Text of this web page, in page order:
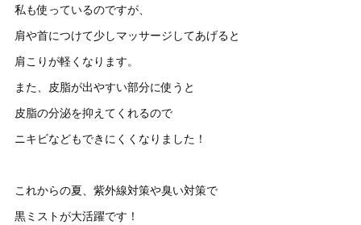
私も使っているのですが、
肩や首につけて少しマッサージしてあげると
肩こりが軽くなります。
また、皮脂が出やすい部分に使うと
皮脂の分泌を抑えてくれるので
ニキビなどもできにくくなりました！
これからの夏、紫外線対策や臭い対策で
黒ミストが大活躍です︎！